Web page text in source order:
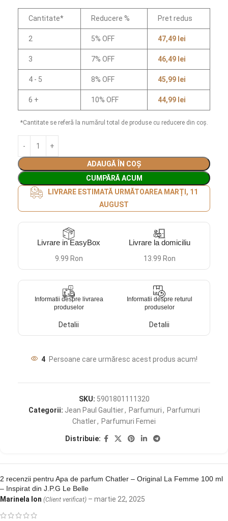
Cantitate* Reducere % Pret redus
2 5% OFF 47,49 lei
3 7% OFF 46,49 lei
4 - 5 8% OFF 45,99 lei
6 + 10% OFF 44,99 lei
*Cantitate se referă la numărul total de produse cu reducere din coș.
ADAUGĂ ÎN COȘ
CUMPĂRĂ ACUM
LIVRARE ESTIMATĂ URMĂTOAREA MARȚI, 11
AUGUST
Livrare in EasyBox
9.99 Ron
Livrare la domiciliu
13.99 Ron
Informatii despre livrarea
produselor
Detalii
Informatii despre returul
produselor
Detalii
4 Persoane care urmăresc acest produs acum!
SKU: 5901801111320
Categorii: Jean Paul Gaultier, Parfumuri, Parfumuri
Chatler, Parfumuri Femei
Distribuie:
2 recenzii pentru Apa de parfum Chatler – Original La Femme 100 ml
– Inspirat din J.P.G Le Belle
Marinela Ion (Client verificat) – martie 22, 2025